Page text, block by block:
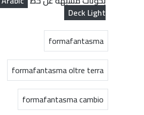
Deck Light
formafantasma
formafantasma oltre terra
formafantasma cambio